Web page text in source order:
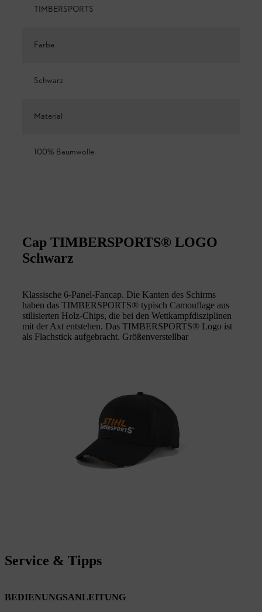
TIMBERSPORTS
Farbe
Schwarz
Material
100% Baumwolle
Cap TIMBERSPORTS® LOGO
Schwarz
Klassische 6-Panel-Fancap. Die Kanten des Schirms
haben das TIMBERSPORTS® typisch Camouflage aus
stilisierten Holz-Chips, die bei den Wettkampfdisziplinen
mit der Axt entstehen. Das TIMBERSPORTS® Logo ist
als Flachstick aufgebracht. Größenverstellbar
Service & Tipps
BEDIENUNGSANLEITUNG